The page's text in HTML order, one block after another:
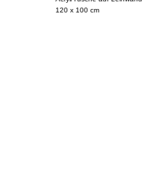
120 x 100 cm